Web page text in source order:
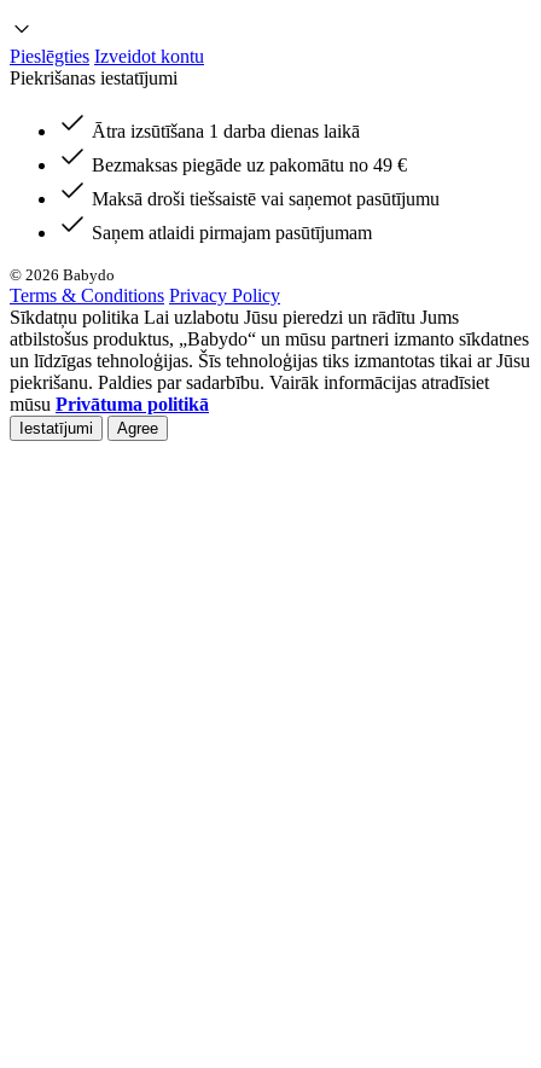
Pieslēgties Izveidot kontu
Piekrišanas iestatījumi
Ātra izsūtīšana 1 darba dienas laikā
Bezmaksas piegāde uz pakomātu no 49 €
Maksā droši tiešsaistē vai saņemot pasūtījumu
Saņem atlaidi pirmajam pasūtījumam
© 2026 Babydo
Terms & Conditions Privacy Policy
Sīkdatņu politika Lai uzlabotu Jūsu pieredzi un rādītu Jums
atbilstošus produktus, „Babydo“ un mūsu partneri izmanto sīkdatnes
un līdzīgas tehnoloģijas. Šīs tehnoloģijas tiks izmantotas tikai ar Jūsu
piekrišanu. Paldies par sadarbību. Vairāk informācijas atradīsiet
mūsu Privātuma politikā
Iestatījumi Agree